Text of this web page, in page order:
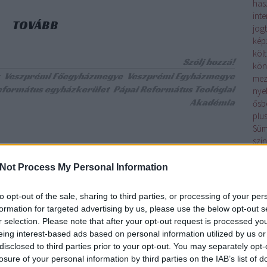
Process My Personal Information
opt-out of the sale, sharing to third parties, or processing of your
for targeted advertising by us, please use the below opt-out
selection. Please note that after your opt-out request is processed
interest-based ads based on personal information utilized by us
to third parties prior to your opt-out. You may separately
of your personal information by third parties on the IAB’s list of
TOVÁBB
Szólj hozzá!
Veszprémi Főegyházmegye Veszprémi Egyházmegye
egyházkerület Pápai Református Teológiai
Akadémia
kötelességek
báró? Bán, nádor, ispán? A magyar történelem tanulása
olyan rangot jelentő kifejezés kerül elő, melyeknek
az értelmét. Érdemes kicsit körbejárni a kérdést.